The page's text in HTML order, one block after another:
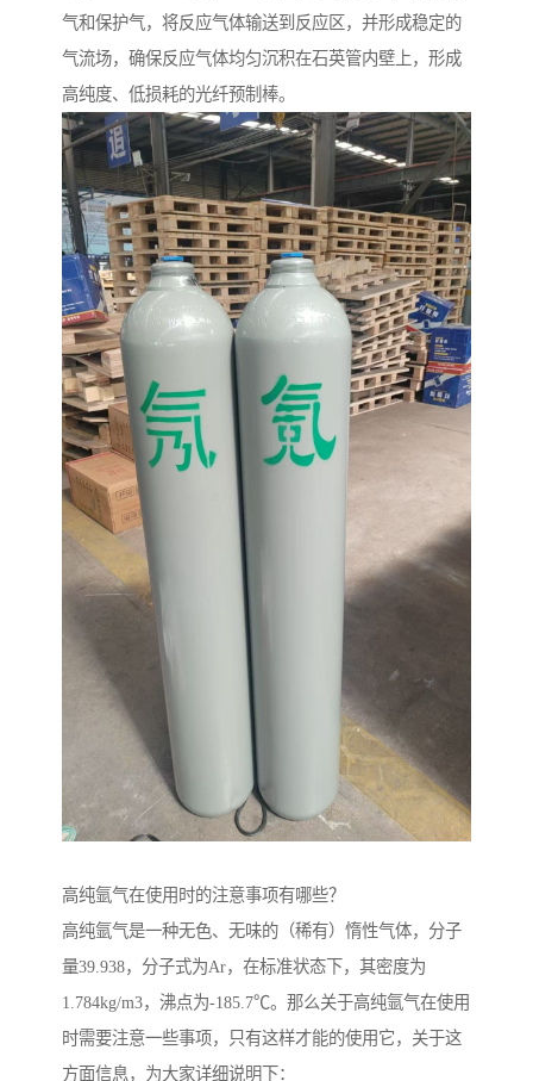
气和保护气，将反应气体输送到反应区，并形成稳定的
气流场，确保反应气体均匀沉积在石英管内壁上，形成
高纯度、低损耗的光纤预制棒。
高纯氩气在使用时的注意事项有哪些？
高纯氩气是一种无色、无味的（稀有）惰性气体，分子
量39.938，分子式为Ar，在标准状态下，其密度为
1.784kg/m3，沸点为-185.7℃。那么关于高纯氩气在使用
时需要注意一些事项，只有这样才能的使用它，关于这
方面信息，为大家详细说明下：